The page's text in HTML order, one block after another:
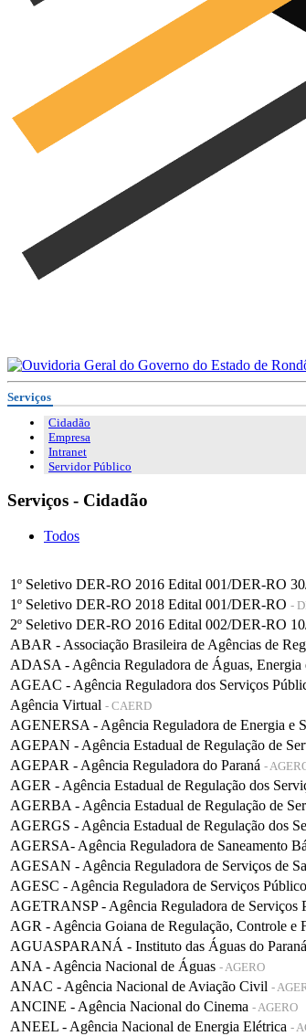
Serviços
Cidadão
Empresa
Intranet
Servidor Público
Serviços - Cidadão
Todos
1º Seletivo DER-RO 2016 Edital 001/DER-RO
1º Seletivo DER-RO 2018 Edital 001/DER-RO -
2º Seletivo DER-RO 2016 Edital 002/DER-RO
ABAR - Associação Brasileira de Agências de
ADASA - Agência Reguladora de Águas, Energia
AGEAC - Agência Reguladora dos Serviços
Agência Virtual - CAERD
AGENERSA - Agência Reguladora de Energia e
AGEPAN - Agência Estadual de Regulação de
AGEPAR - Agência Reguladora do Paraná -
AGER - Agência Estadual de Regulação dos
AGERBA - Agência Estadual de Regulação de
AGERGS - Agência Estadual de Regulação dos
AGERSA- Agência Reguladora de Saneamento
AGESAN - Agência Reguladora de Serviços de
AGESC - Agência Reguladora de Serviços
AGETRANSP - Agência Reguladora de Serviços
AGR - Agência Goiana de Regulação, Controle e
AGUASPARANÁ - Instituto das Águas do Paraná
ANA - Agência Nacional de Águas - AGERO
ANAC - Agência Nacional de Aviação Civil -
ANCINE - Agência Nacional do Cinema - AGERO
ANEEL - Agência Nacional de Energia Elétrica -